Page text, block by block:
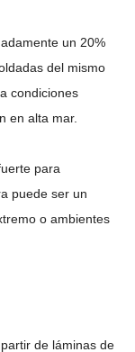
un 20%
del mismo
condiciones
en alta mar.
para
puede ser un
o ambientes
de láminas de